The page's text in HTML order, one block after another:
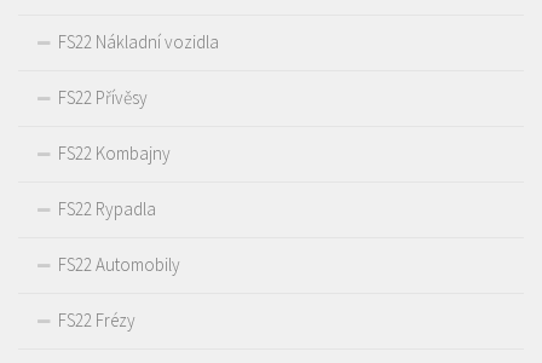
FS22 Nákladní vozidla
FS22 Přívěsy
FS22 Kombajny
FS22 Rypadla
FS22 Automobily
FS22 Frézy